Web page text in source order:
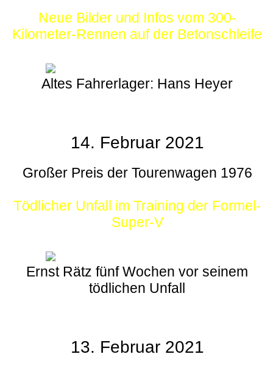
Neue Bilder und Infos vom 300-
Kilometer-Rennen auf der Betonschleife
Altes Fahrerlager: Hans Heyer
14. Februar 2021
Großer Preis der Tourenwagen 1976
Tödlicher Unfall im Training der Formel-
Super-V
Ernst Rätz fünf Wochen vor seinem
tödlichen Unfall
13. Februar 2021